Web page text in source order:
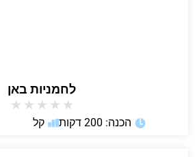
לחמניות באן
★
★
★
★
★
הכנה: 200 דקות קל